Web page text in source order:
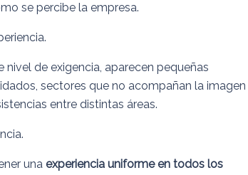
se percibe la empresa.
de exigencia, aparecen pequeñas
sectores que no acompañan la imagen
entre distintas áreas.
una experiencia uniforme en todos los